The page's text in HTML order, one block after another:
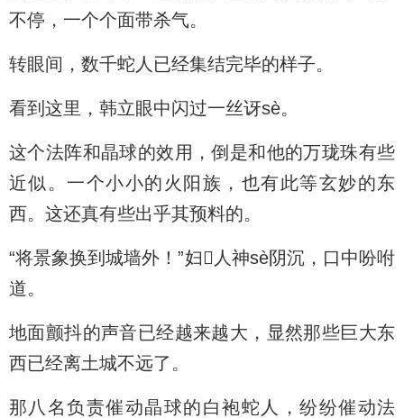
不停，一个个面带杀气。
转眼间，数千蛇人已经集结完毕的样子。
看到这里，韩立眼中闪过一丝讶sè。
这个法阵和晶球的效用，倒是和他的万珑珠有些
近似。一个小小的火阳族，也有此等玄妙的东
西。这还真有些出乎其预料的。
“将景象换到城墙外！”妇人神sè阴沉，口中吩咐
道。
地面颤抖的声音已经越来越大，显然那些巨大东
西已经离土城不远了。
那八名负责催动晶球的白袍蛇人，纷纷催动法